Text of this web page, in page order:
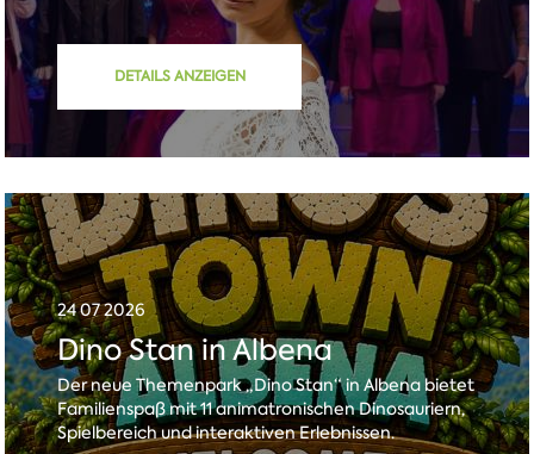
DETAILS ANZEIGEN
24 07 2026
Dino Stan in Albena
Der neue Themenpark „Dino Stan“ in Albena bietet
Familienspaß mit 11 animatronischen Dinosauriern,
Spielbereich und interaktiven Erlebnissen.